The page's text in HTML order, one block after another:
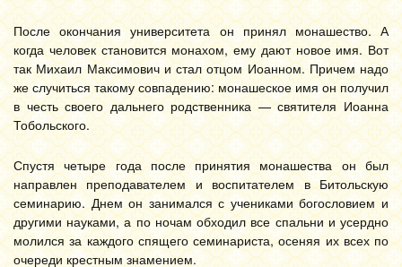
После окончания университета он принял монашество. А
когда человек становится монахом, ему дают новое имя. Вот
так Михаил Максимович и стал отцом Иоанном. Причем надо
же случиться такому совпадению: монашеское имя он получил
в честь своего дальнего родственника — святителя Иоанна
Тобольского.
Спустя четыре года после принятия монашества он был
направлен преподавателем и воспитателем в Битольскую
семинарию. Днем он занимался с учениками богословием и
другими науками, а по ночам обходил все спальни и усердно
молился за каждого спящего семинариста, осеняя их всех по
очереди крестным знамением.